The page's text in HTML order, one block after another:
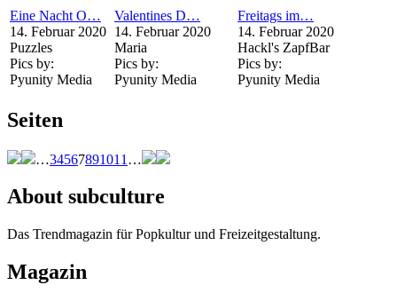
Eine Nacht O…
14. Februar 2020
Puzzles
Pics by:
Pyunity Media
Valentines D…
14. Februar 2020
Maria
Pics by:
Pyunity Media
Freitags im…
14. Februar 2020
Hackl's ZapfBar
Pics by:
Pyunity Media
Seiten
…34567891011 …
About subculture
Das Trendmagazin für Popkultur und Freizeitgestaltung.
Magazin